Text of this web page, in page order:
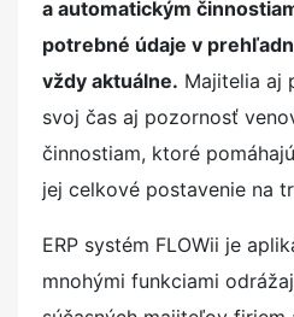
a automatickým
potrebné údaje v
vždy aktuálne. Majitelia aj
svoj čas aj pozornosť
činnostiam, ktoré
jej celkové postavenie na
ERP systém FLOWii je
mnohými funkciami